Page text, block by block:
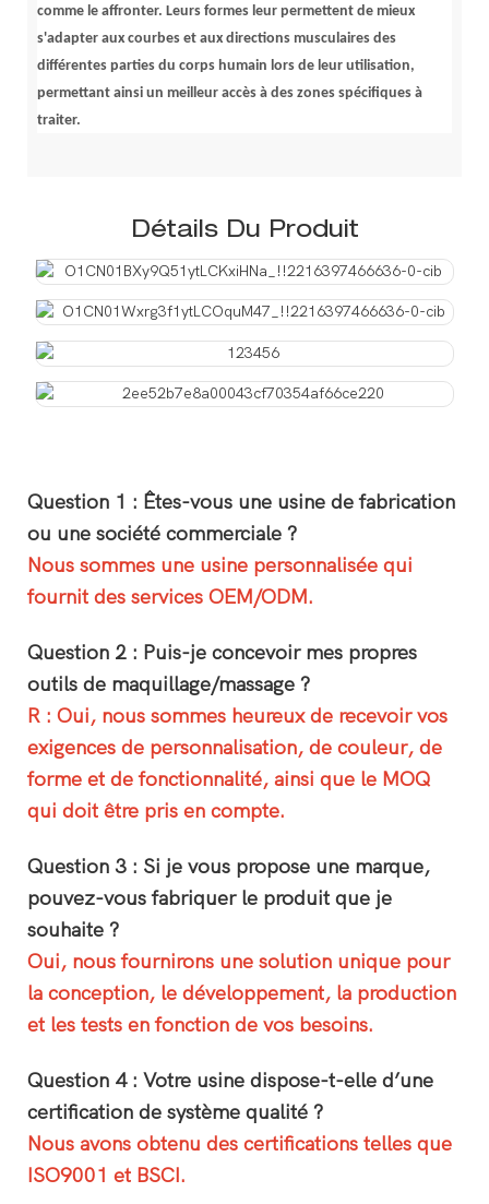
comme le affronter. Leurs formes leur permettent de mieux
s'adapter aux courbes et aux directions musculaires des
différentes parties du corps humain lors de leur utilisation,
permettant ainsi un meilleur accès à des zones spécifiques à
traiter.
Détails Du Produit
Question 1 : Êtes-vous une usine de fabrication
ou une société commerciale ?
Nous sommes une usine personnalisée qui
fournit des services OEM/ODM.
Question 2 : Puis-je concevoir mes propres
outils de maquillage/massage ?
R : Oui, nous sommes heureux de recevoir vos
exigences de personnalisation, de couleur, de
forme et de fonctionnalité, ainsi que le MOQ
qui doit être pris en compte.
Question 3 : Si je vous propose une marque,
pouvez-vous fabriquer le produit que je
souhaite ?
Oui, nous fournirons une solution unique pour
la conception, le développement, la production
et les tests en fonction de vos besoins.
Question 4 : Votre usine dispose-t-elle d’une
certification de système qualité ?
Nous avons obtenu des certifications telles que
ISO9001 et BSCI.